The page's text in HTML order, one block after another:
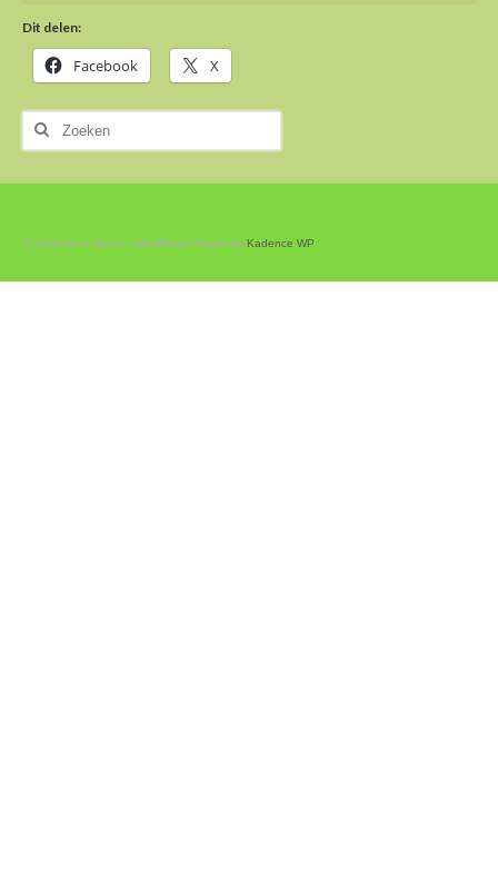
Dit delen:
Facebook X
Zoeken
© 2026 Art in Stone - WordPress Theme by Kadence WP